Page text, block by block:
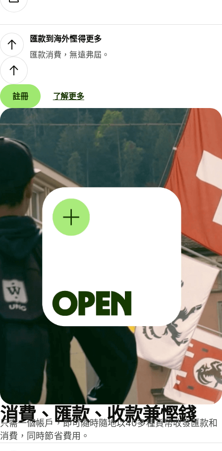
匯款到海外慳得更多
匯款消費，無遠弗屆。
註冊 了解更多
消費、匯款、收款兼慳錢
只需一個帳戶，即可隨時隨地以40多種貨幣收發匯款和
消費，同時節省費用。